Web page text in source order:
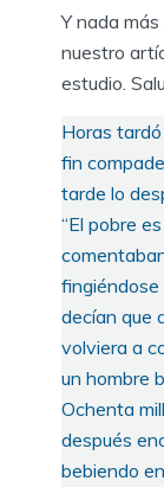
Y nada
nuestro
estudio.
Horas
fin
tarde lo
“El pobre
fingiéndose
decían que
volviera a
un hombre
Ochenta
después
bebiendo